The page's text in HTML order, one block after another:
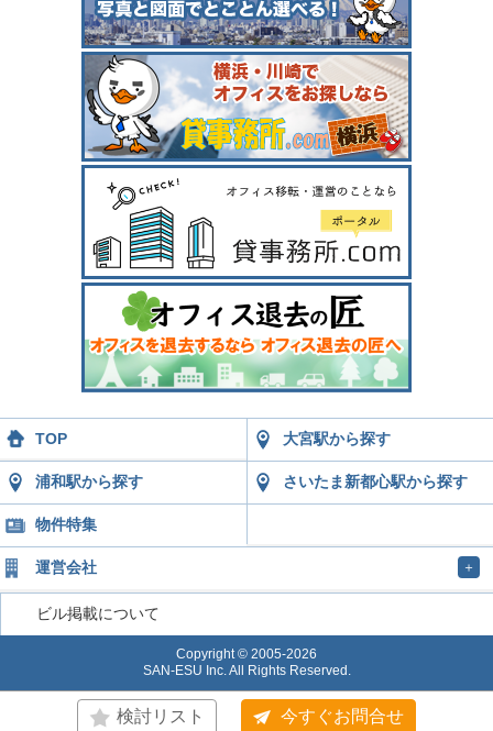
検討リスト 今すぐお問合せ
TOP 大宮駅から探す
浦和駅から探す さいたま新都心駅から探す
物件特集
運営会社 ＋
ビル掲載について
Copyright © 2005-2026
SAN-ESU Inc. All Rights Reserved.